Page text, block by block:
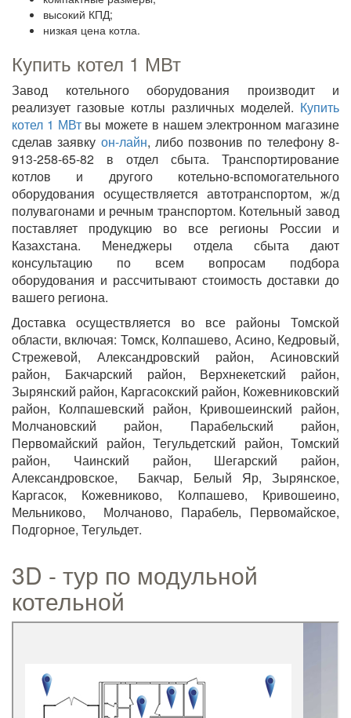
высокий КПД;
низкая цена котла.
Купить котел 1 МВт
Завод котельного оборудования производит и
реализует газовые котлы различных моделей. Купить
котел 1 МВтвы можете в нашем электронном магазине
сделав заявку он-лайн, либо позвонив по телефону 8-
913-258-65-82 в отдел сбыта. Транспортирование
котлов и другого котельно-вспомогательного
оборудования осуществляется автотранспортом, ж/д
полувагонами и речным транспортом. Котельный завод
поставляет продукцию во все регионы России и
Казахстана. Менеджеры отдела сбыта дают
консультацию по всем вопросам подбора
оборудования и рассчитывают стоимость доставки до
вашего региона.
Доставка осуществляется во все районы Томской
области, включая: Томск, Колпашево, Асино, Кедровый,
Стрежевой, Александровский район, Асиновский
район, Бакчарский район, Верхнекетский район,
Зырянский район, Каргасокский район, Кожевниковский
район, Колпашевский район, Кривошеинский район,
Молчановский район, Парабельский район,
Первомайский район, Тегульдетский район, Томский
район, Чаинский район, Шегарский район,
Александровское, Бакчар, Белый Яр, Зырянское,
Каргасок, Кожевниково, Колпашево, Кривошеино,
Мельниково, Молчаново, Парабель, Первомайское,
Подгорное, Тегульдет.
3D - тур по модульной
котельной